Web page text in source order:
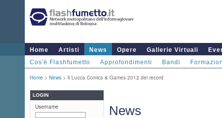
Home Artisti News Opere Gallerie Virtuali
Cos'è Flashfumetto
Approfondimenti Bandi
Home > News > Il Lucca Comics & Games 2012 dei record
LOGIN
Username News